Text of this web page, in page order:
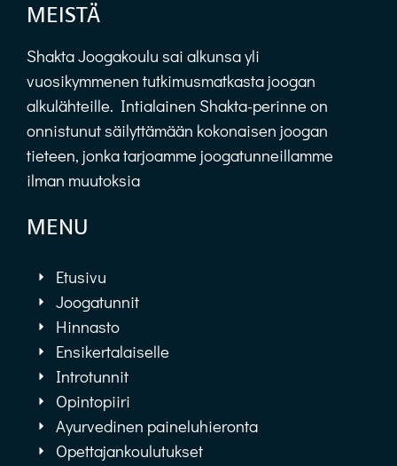
MEISTÄ
Shakta Joogakoulu sai alkunsa yli
vuosikymmenen tutkimusmatkasta joogan
alkulähteille. Intialainen Shakta-perinne on
onnistunut säilyttämään kokonaisen joogan
tieteen, jonka tarjoamme joogatunneillamme
ilman muutoksia
MENU
Etusivu
Joogatunnit
Hinnasto
Ensikertalaiselle
Introtunnit
Opintopiiri
Ayurvedinen paineluhieronta
Opettajankoulutukset